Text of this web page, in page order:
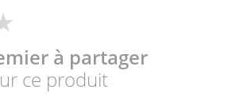
à partager
ce produit